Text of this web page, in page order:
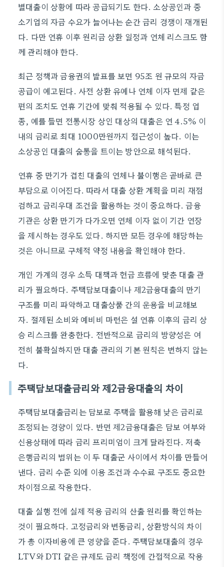
별대출이 상황에 따라 공급되기도 한다. 소상공인과 중
소기업의 자금 수요가 늘어나는 순간 금리 경쟁이 재개된
다. 다만 연휴 이후 원리금 상환 일정과 연체 리스크도 함
께 관리해야 한다.
최근 정책과 금융권의 발표를 보면 95조 원 규모의 자금
공급이 예고된다. 사전 상환 유예나 연체 이자 면제 같은
편의 조치도 연휴 기간에 맞춰 적용될 수 있다. 특정 업
종, 예를 들면 전통시장 상인 대상의 대출은 연 4.5% 이
내의 금리로 최대 1000만원까지 접근성이 높다. 이는
소상공인 대출의 숨통을 트이는 방안으로 해석된다.
연휴 중 만기가 겹친 대출의 연체나 불이행은 곧바로 큰
부담으로 이어진다. 따라서 대출 상환 계획을 미리 재점
검하고 금리우대 조건을 활용하는 것이 중요하다. 금융
기관은 상환 만기가 다가오면 연체 이자 없이 기간 연장
을 제시하는 경우도 있다. 하지만 모든 경우에 해당하는
것은 아니므로 구체적 약정 내용을 확인해야 한다.
개인 가계의 경우 소득 대책과 현금 흐름에 맞춘 대출 관
리가 필요하다. 주택담보대출이나 제2금융대출의 만기
구조를 미리 파악하고 대출상품 간의 운용을 비교해보
자. 절제된 소비와 예비비 마련은 설 연휴 이후의 금리 상
승 리스크를 완충한다. 전반적으로 금리의 방향성은 여
전히 불확실하지만 대출 관리의 기본 원칙은 변하지 않는
다.
주택담보대출금리와 제2금융대출의 차이
주택담보대출금리는 담보로 주택을 활용해 낮은 금리로
조정되는 경향이 있다. 반면 제2금융대출은 담보 여부와
신용상태에 따라 금리 프리미엄이 크게 달라진다. 저축
은행금리의 범위는 이 두 대출군 사이에서 차이를 만들어
낸다. 금리 수준 외에 이용 조건과 수수료 구조도 중요한
차이점으로 작용한다.
대출 실행 전에 실제 적용 금리의 산출 원리를 확인하는
것이 필요하다. 고정금리와 변동금리, 상환방식의 차이
가 총 이자비용에 큰 영향을 준다. 주택담보대출의 경우
LTV와 DTI 같은 규제도 금리 책정에 간접적으로 작용